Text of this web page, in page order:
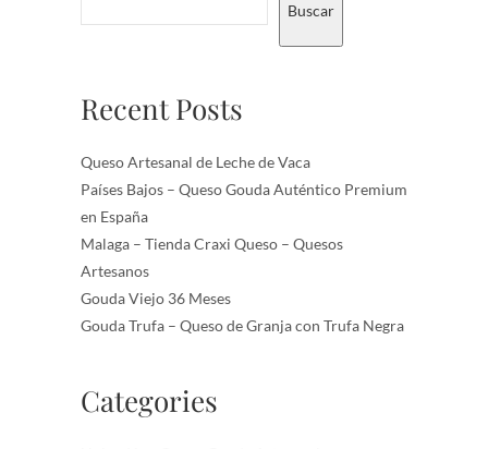
Buscar
Recent Posts
Queso Artesanal de Leche de Vaca
Países Bajos – Queso Gouda Auténtico Premium
en España
Malaga – Tienda Craxi Queso – Quesos
Artesanos
Gouda Viejo 36 Meses
Gouda Trufa – Queso de Granja con Trufa Negra
Categories